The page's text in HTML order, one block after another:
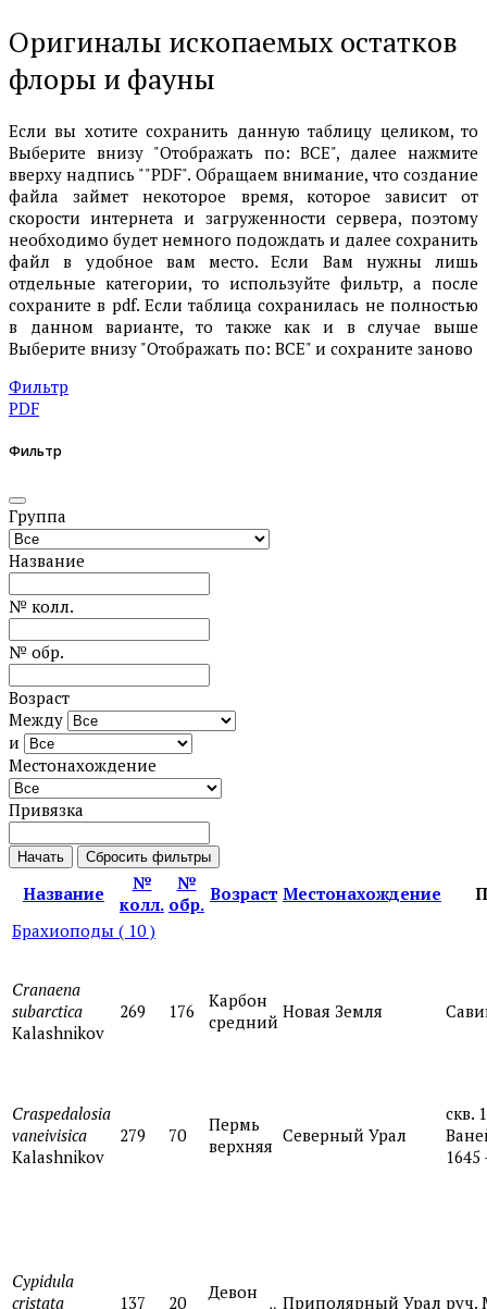
Оригиналы ископаемых остатков
флоры и фауны
Если вы хотите сохранить данную таблицу целиком, то
Выберите внизу "Отображать по: ВСЕ", далее нажмите
вверху надпись ""PDF". Обращаем внимание, что создание
файла займет некоторое время, которое зависит от
скорости интернета и загруженности сервера, поэтому
необходимо будет немного подождать и далее сохранить
файл в удобное вам место. Если Вам нужны лишь
отдельные категории, то используйте фильтр, а после
сохраните в pdf. Если таблица сохранилась не полностью
в данном варианте, то также как и в случае выше
Выберите внизу "Отображать по: ВСЕ" и сохраните заново
Фильтр
PDF
Фильтр
Группа
Название
№ колл.
№ обр.
Возраст
Между
и
Местонахождение
Привязка
Название
№
колл.
№
обр. Возраст Местонахождение
Брахиоподы ( 10 )
Cranaena
subarctica
Kalashnikov
269 176
Карбон
средний Новая Земля
Craspedalosia
vaneivisica
Kalashnikov
279 70
Пермь
верхняя Северный Урал
скв.
1645
Cypidula
cristata
137 20
Девон
Приполярный Урал руч.